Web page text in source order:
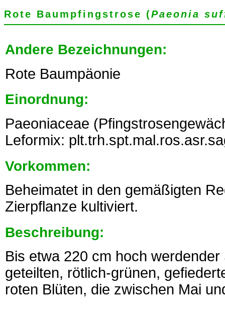
Rote Baumpfingstrose (Paeonia
Andere Bezeichnungen:
Rote Baumpäonie
Einordnung:
Paeoniaceae
Leformix:
Vorkommen:
Beheimatet in den gemäßigten
Zierpflanze kultiviert.
Beschreibung:
Bis etwa 220 cm hoch
geteilten, rötlich-grünen,
roten Blüten, die zwischen Mai